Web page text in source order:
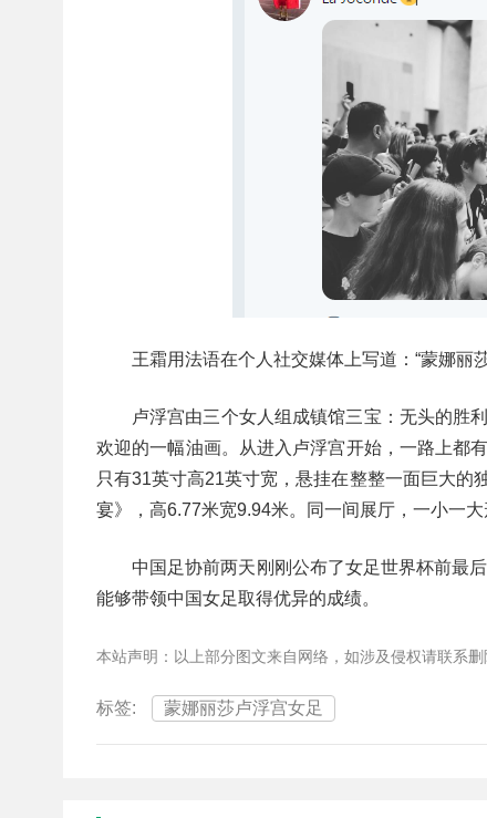
王霜用法语在个人社交媒体上写道：“蒙娜丽
卢浮宫由三个女人组成镇馆三宝：无头的胜
欢迎的一幅油画。从进入卢浮宫开始，一路上都
只有31英寸高21英寸宽，悬挂在整整一面巨大
宴》，高6.77米宽9.94米。同一间展厅，一小一
中国足协前两天刚刚公布了女足世界杯前最
能够带领中国女足取得优异的成绩。
本站声明：以上部分图文来自网络，如涉及侵权请联系删
标签: 蒙娜丽莎卢浮宫女足